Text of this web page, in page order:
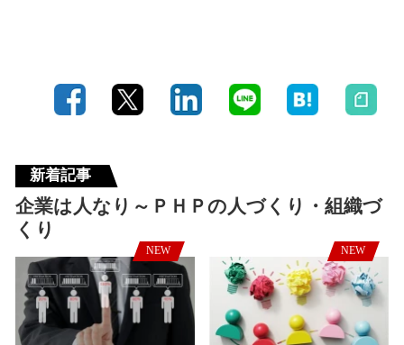
新着記事
企業は人なり～ＰＨＰの人づくり・組織づ
くり
NEW NEW